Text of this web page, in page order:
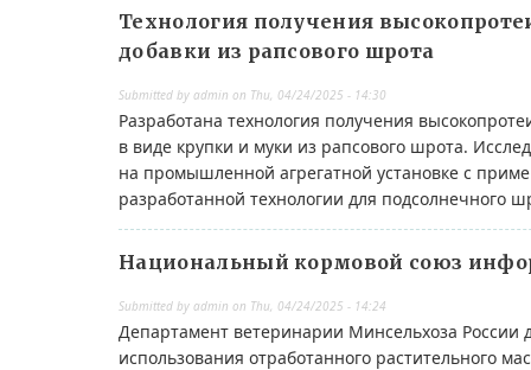
Технология получения
добавки из рапсового шрота
Submitted by admin on Thu, 04/24/2025 - 14:30
Разработана технология получения
в виде крупки и муки из рапсового шрота.
на промышленной агрегатной установке с
разработанной технологии для подсолнечного
Национальный кормовой союз
Submitted by admin on Thu, 04/24/2025 - 14:24
Департамент ветеринарии Минсельхоза России
использования отработанного растительного